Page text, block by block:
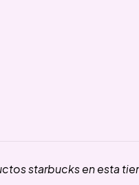
starbucks en esta